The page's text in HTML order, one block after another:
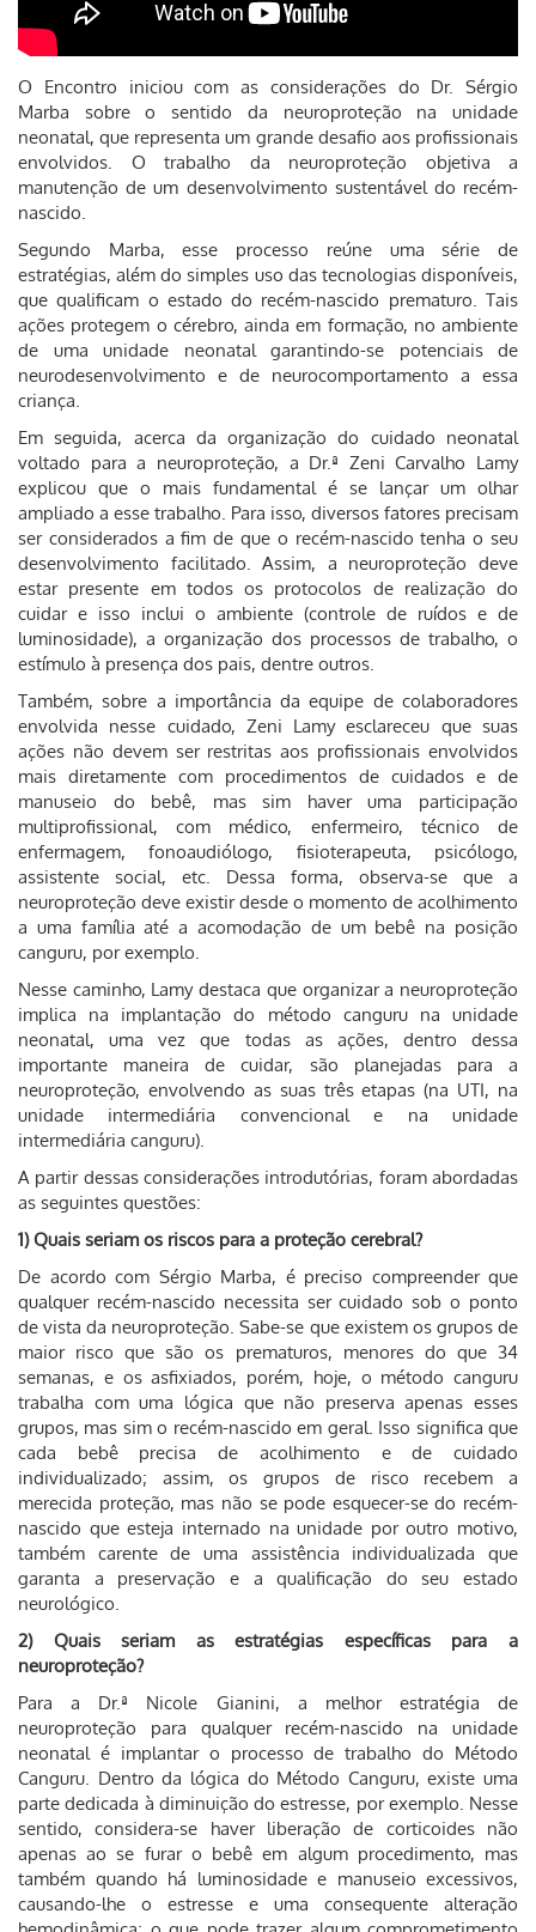
O Encontro iniciou com as considerações do Dr. Sérgio
Marba sobre o sentido da neuroproteção na unidade
neonatal, que representa um grande desafio aos profissionais
envolvidos. O trabalho da neuroproteção objetiva a
manutenção de um desenvolvimento sustentável do recém-
nascido.
Segundo Marba, esse processo reúne uma série de
estratégias, além do simples uso das tecnologias disponíveis,
que qualificam o estado do recém-nascido prematuro. Tais
ações protegem o cérebro, ainda em formação, no ambiente
de uma unidade neonatal garantindo-se potenciais de
neurodesenvolvimento e de neurocomportamento a essa
criança.
Em seguida, acerca da organização do cuidado neonatal
voltado para a neuroproteção, a Dr.ª Zeni Carvalho Lamy
explicou que o mais fundamental é se lançar um olhar
ampliado a esse trabalho. Para isso, diversos fatores precisam
ser considerados a fim de que o recém-nascido tenha o seu
desenvolvimento facilitado. Assim, a neuroproteção deve
estar presente em todos os protocolos de realização do
cuidar e isso inclui o ambiente (controle de ruídos e de
luminosidade), a organização dos processos de trabalho, o
estímulo à presença dos pais, dentre outros.
Também, sobre a importância da equipe de colaboradores
envolvida nesse cuidado, Zeni Lamy esclareceu que suas
ações não devem ser restritas aos profissionais envolvidos
mais diretamente com procedimentos de cuidados e de
manuseio do bebê, mas sim haver uma participação
multiprofissional, com médico, enfermeiro, técnico de
enfermagem, fonoaudiólogo, fisioterapeuta, psicólogo,
assistente social, etc. Dessa forma, observa-se que a
neuroproteção deve existir desde o momento de acolhimento
a uma família até a acomodação de um bebê na posição
canguru, por exemplo.
Nesse caminho, Lamy destaca que organizar a neuroproteção
implica na implantação do método canguru na unidade
neonatal, uma vez que todas as ações, dentro dessa
importante maneira de cuidar, são planejadas para a
neuroproteção, envolvendo as suas três etapas (na UTI, na
unidade intermediária convencional e na unidade
intermediária canguru).
A partir dessas considerações introdutórias, foram abordadas
as seguintes questões:
1) Quais seriam os riscos para a proteção cerebral?
De acordo com Sérgio Marba, é preciso compreender que
qualquer recém-nascido necessita ser cuidado sob o ponto
de vista da neuroproteção. Sabe-se que existem os grupos de
maior risco que são os prematuros, menores do que 34
semanas, e os asfixiados, porém, hoje, o método canguru
trabalha com uma lógica que não preserva apenas esses
grupos, mas sim o recém-nascido em geral. Isso significa que
cada bebê precisa de acolhimento e de cuidado
individualizado; assim, os grupos de risco recebem a
merecida proteção, mas não se pode esquecer-se do recém-
nascido que esteja internado na unidade por outro motivo,
também carente de uma assistência individualizada que
garanta a preservação e a qualificação do seu estado
neurológico.
2) Quais seriam as estratégias específicas para a
neuroproteção?
Para a Dr.ª Nicole Gianini, a melhor estratégia de
neuroproteção para qualquer recém-nascido na unidade
neonatal é implantar o processo de trabalho do Método
Canguru. Dentro da lógica do Método Canguru, existe uma
parte dedicada à diminuição do estresse, por exemplo. Nesse
sentido, considera-se haver liberação de corticoides não
apenas ao se furar o bebê em algum procedimento, mas
também quando há luminosidade e manuseio excessivos,
causando-lhe o estresse e uma consequente alteração